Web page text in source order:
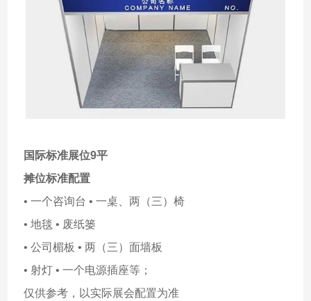
国际标准展位9平
摊位标准配置
• 一个咨询台 • 一桌、两（三）椅
• 地毯 • 废纸篓
• 公司楣板 • 两（三）面墙板
• 射灯 • 一个电源插座等；
仅供参考，以实际展会配置为准